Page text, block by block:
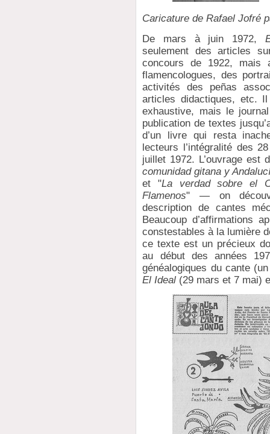
Caricature de Rafael Jofré
De mars à juin 1972,
seulement des articles
concours de 1922, mais
flamencologues, des
activités des peñas
articles didactiques, etc.
exhaustive, mais le
publication de textes
d’un livre qui resta
lecteurs l’intégralité des
juillet 1972. L’ouvrage est
comunidad gitana y
et "La verdad sobre el
Flamenos" — on
description de cantes
Beaucoup d’affirmations
constestables à la lumière
ce texte est un précieux
au début des années
généalogiques du cante
El Ideal (29 mars et 7 mai)